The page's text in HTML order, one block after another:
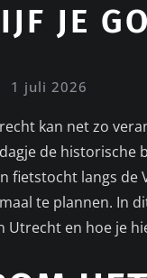
JE
1 juli 2026
kan net zo
de historische
fietstocht langs de
te plannen. In
Utrecht en hoe je